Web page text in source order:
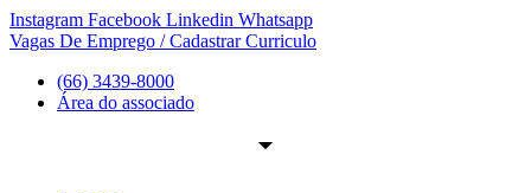
Ir
para
conteúdo
Instagram Facebook Linkedin Whatsapp
Vagas De Emprego / Cadastrar Curriculo
(66) 3439-8000
Área do associado